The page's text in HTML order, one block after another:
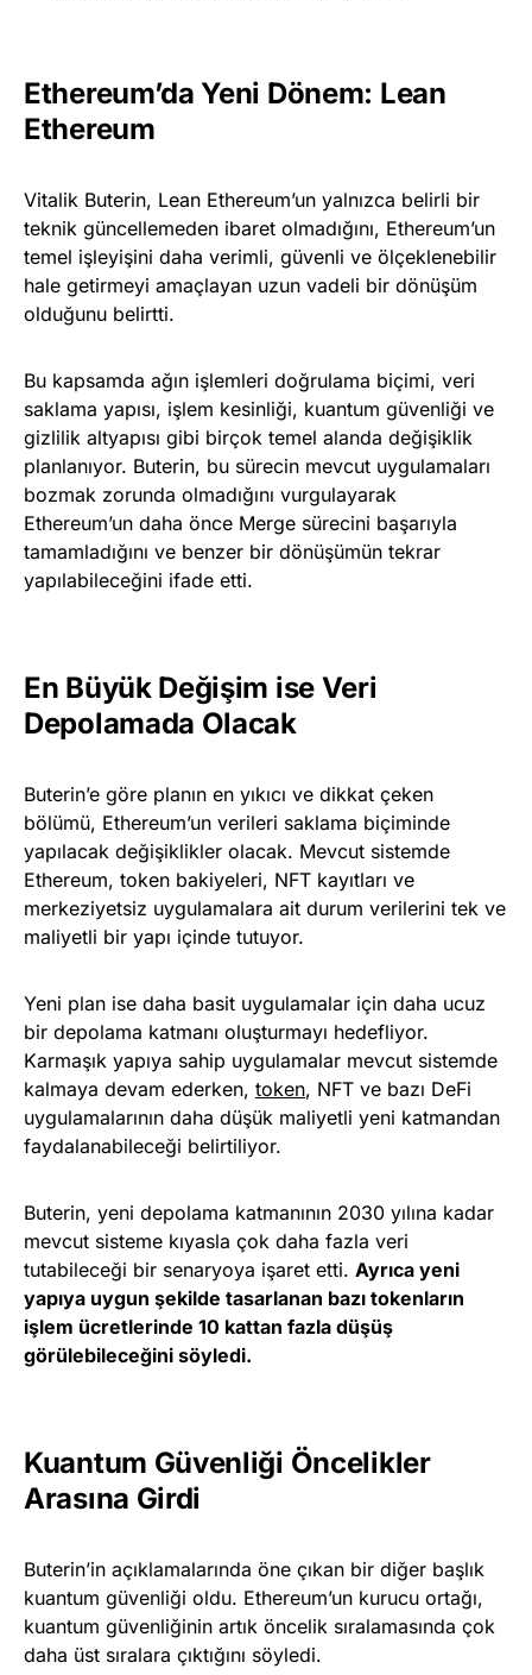
Ethereum’da Yeni Dönem: Lean
Ethereum
Vitalik Buterin, Lean Ethereum’un yalnızca belirli bir
teknik güncellemeden ibaret olmadığını, Ethereum’un
temel işleyişini daha verimli, güvenli ve ölçeklenebilir
hale getirmeyi amaçlayan uzun vadeli bir dönüşüm
olduğunu belirtti.
Bu kapsamda ağın işlemleri doğrulama biçimi, veri
saklama yapısı, işlem kesinliği, kuantum güvenliği ve
gizlilik altyapısı gibi birçok temel alanda değişiklik
planlanıyor. Buterin, bu sürecin mevcut uygulamaları
bozmak zorunda olmadığını vurgulayarak
Ethereum’un daha önce Merge sürecini başarıyla
tamamladığını ve benzer bir dönüşümün tekrar
yapılabileceğini ifade etti.
En Büyük Değişim ise Veri
Depolamada Olacak
Buterin’e göre planın en yıkıcı ve dikkat çeken
bölümü, Ethereum’un verileri saklama biçiminde
yapılacak değişiklikler olacak. Mevcut sistemde
Ethereum, token bakiyeleri, NFT kayıtları ve
merkeziyetsiz uygulamalara ait durum verilerini tek ve
maliyetli bir yapı içinde tutuyor.
Yeni plan ise daha basit uygulamalar için daha ucuz
bir depolama katmanı oluşturmayı hedefliyor.
Karmaşık yapıya sahip uygulamalar mevcut sistemde
kalmaya devam ederken, token, NFT ve bazı DeFi
uygulamalarının daha düşük maliyetli yeni katmandan
faydalanabileceği belirtiliyor.
Buterin, yeni depolama katmanının 2030 yılına kadar
mevcut sisteme kıyasla çok daha fazla veri
tutabileceği bir senaryoya işaret etti. Ayrıca yeni
yapıya uygun şekilde tasarlanan bazı tokenların
işlem ücretlerinde 10 kattan fazla düşüş
görülebileceğini söyledi.
Kuantum Güvenliği Öncelikler
Arasına Girdi
Buterin’in açıklamalarında öne çıkan bir diğer başlık
kuantum güvenliği oldu. Ethereum’un kurucu ortağı,
kuantum güvenliğinin artık öncelik sıralamasında çok
daha üst sıralara çıktığını söyledi.